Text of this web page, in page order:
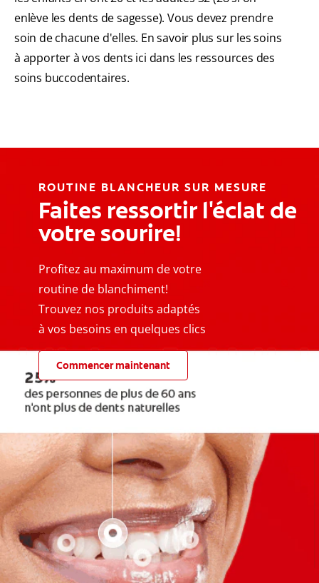
enlève les dents de sagesse). Vous devez prendre
soin de chacune d'elles. En savoir plus sur les soins
à apporter à vos dents ici dans les ressources des
soins buccodentaires.
ROUTINE BLANCHEUR SUR MESURE
Faites ressortir l'éclat de
votre sourire!
Profitez au maximum de votre
routine de blanchiment!
Trouvez nos produits adaptés
à vos besoins en quelques clics
Commencer maintenant